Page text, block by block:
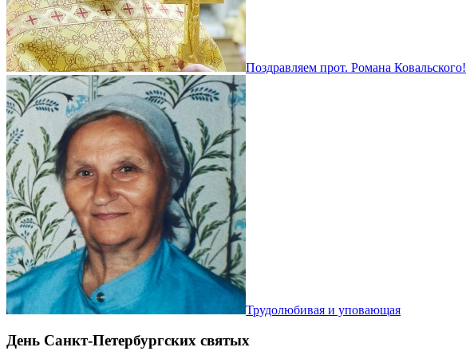
Поздравляем прот. Романа Ковальского!
Трудолюбивая и уповающая
День Санкт-Петербургских святых